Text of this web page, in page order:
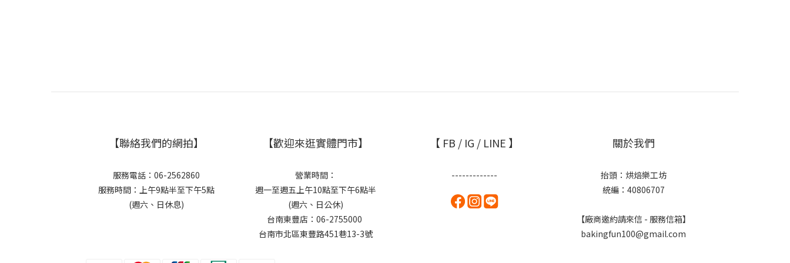
【聯絡我們的網拍】
服務電話：06-2562860
服務時間：上午9點半至下午5點
(週六、日休息)
【歡迎來逛實體門市】
營業時間：
週一至週五上午10點至下午6點半
(週六、日公休)
台南東豐店：06-2755000
台南市北區東豐路451巷13-3號
【 FB / IG / LINE 】
-------------
關於我們
抬頭：烘焙樂工坊
統編：40806707
【廠商邀約請來信 - 服務信箱】
bakingfun100@gmail.com